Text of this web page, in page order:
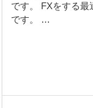
です。 FXをする
です。 …